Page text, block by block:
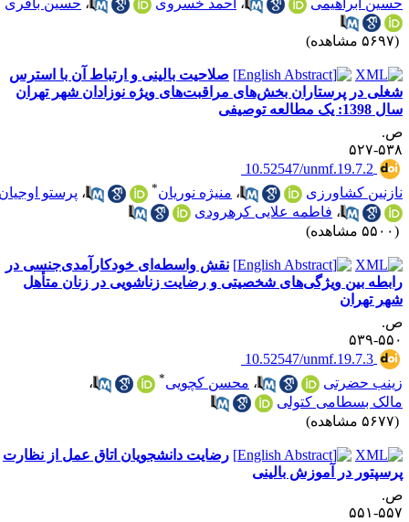
صلاحیت بالینی و ارتباط آن با استرس
در پرستاران بخش‌های مراقبت‌های ویژه نوزادان شهر تهران
یک مطالعه توصیفی
۵۲۷
‎ 10.52547/unmf.19.7.2
کشاورزی
،منیژه نوریان * ،پرستو اوجیان
،فاطمه علایی کرهرودی
نقش واسطه‌ای خودکارآمدی‌جنسی در
بین ویژگی‌های شخصیتی و رضایت زناشویی در زنان متأهل
تهران
۵۳۹
‎ 10.52547/unmf.19.7.3
حضرتی
،محسن کچویی
،
بسطامی کتولی
رضایت دانشجویان اتاق عمل از نظارت
در آموزش بالینی
۵۵۱